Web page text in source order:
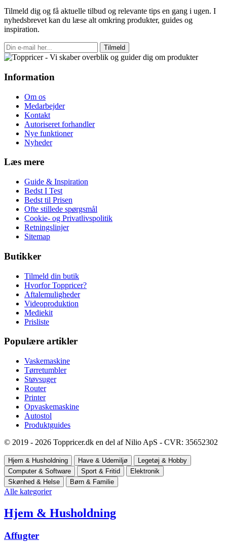
Tilmeld dig og få aktuelle tilbud og relevante tips en gang i ugen. I
nyhedsbrevet kan du læse alt omkring produkter, guides og
inspiration.
Tilmeld
Information
Om os
Medarbejder
Kontakt
Autoriseret forhandler
Nye funktioner
Nyheder
Læs mere
Guide & Inspiration
Bedst I Test
Bedst til Prisen
Ofte stillede spørgsmål
Cookie- og Privatlivspolitik
Retningslinjer
Sitemap
Butikker
Tilmeld din butik
Hvorfor Toppricer?
Aftalemuligheder
Videoproduktion
Mediekit
Prisliste
Populære artikler
Vaskemaskine
Tørretumbler
Støvsuger
Router
Printer
Opvaskemaskine
Autostol
Produktguides
© 2019 - 2026 Toppricer.dk en del af Nilio ApS - CVR: 35652302
Hjem & Husholdning Have & Udemiljø
Legetøj & Hobby
Computer & Software
Sport & Fritid
Elektronik
Skønhed & Helse
Børn & Familie
Alle kategorier
Hjem & Husholdning
Affugter